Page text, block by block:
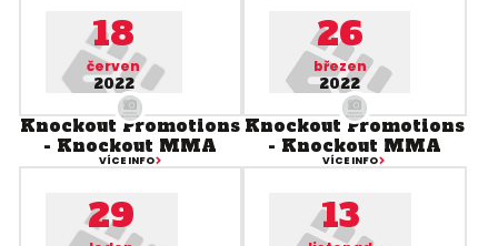
18
červen
2022
Knockout Promotions
- Knockout MMA
VÍCE INFO
26
březen
2022
Knockout Promotions
- Knockout MMA
VÍCE INFO
29 13